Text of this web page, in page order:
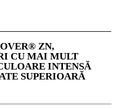
ZN,
CU MAI MULT
INTENSĂ
SUPERIOARĂ